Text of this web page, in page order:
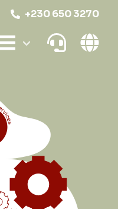
+230 650 3270